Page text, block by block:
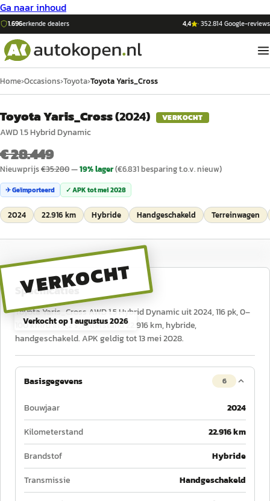
Ga naar inhoud
1.696erkende dealers 4,4 ·352.814Google-reviews
Home›Occasions›Toyota›Toyota Yaris_Cross
Toyota Yaris_Cross(2024) VERKOCHT
AWD 1.5 Hybrid Dynamic
€ 28.449
Nieuwprijs€35.280—19% lager(€6.831besparing t.o.v. nieuw)
✈ Geïmporteerd ✓ APK totmei 2028
2024 22.916 km Hybride Handgeschakeld Terreinwagen
VERKOCHT
Verkocht op1 augustus 2026
Specificaties
Toyota Yaris_Cross AWD 1.5 Hybrid Dynamic uit 2024, 116 pk, 0–
100 km/u in 11,2 s, tellerstand 22.916 km, hybride,
handgeschakeld. APK geldig tot 13 mei 2028.
Basisgegevens 6
Bouwjaar
2024
Kilometerstand
22.916 km
Brandstof
Hybride
Transmissie
Handgeschakeld